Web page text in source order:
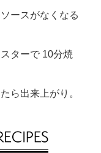
ースがなくなる
ターで 10分焼
ら出来上がり。